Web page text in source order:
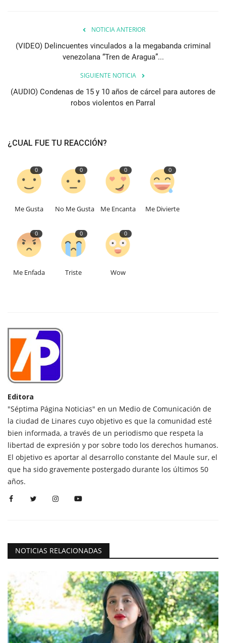
NOTICIA ANTERIOR
(VIDEO) Delincuentes vinculados a la megabanda criminal
venezolana “Tren de Aragua”...
SIGUIENTE NOTICIA
(AUDIO) Condenas de 15 y 10 años de cárcel para autores de
robos violentos en Parral
¿CUAL FUE TU REACCIÓN?
0
Me Gusta
0
No Me Gusta
0
Me Encanta
0
Me Divierte
0
Me Enfada
0
Triste
0
Wow
Editora
"Séptima Página Noticias" en un Medio de Comunicación de
la ciudad de Linares cuyo objetivo es que la comunidad esté
bien informada, a través de un periodismo que respeta la
libertad de expresión y por sobre todo los derechos humanos.
El objetivo es aportar al desarrollo constante del Maule sur, el
que ha sido gravemente postergado durante los últimos 50
años.
NOTICIAS RELACIONADAS